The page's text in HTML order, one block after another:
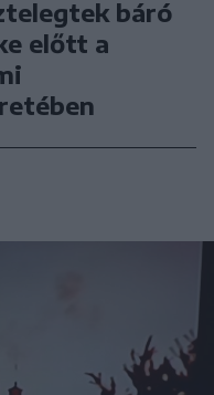
báró
előtt a